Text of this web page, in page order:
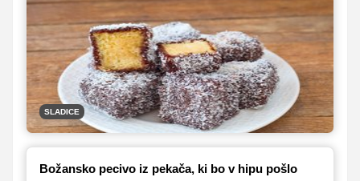
SLADICE
Božansko pecivo iz pekača, ki bo v hipu pošlo